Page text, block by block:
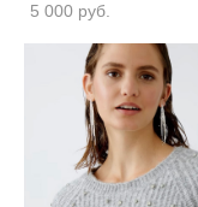
5 000 pуб.